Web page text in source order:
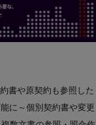
書や原契約も参照した
に～個別契約書や変更